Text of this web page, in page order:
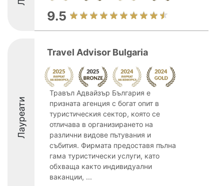
9.5
Лауреати
Travel Advisor Bulgaria
Травъл Адвайзър България е
призната агенция с богат опит в
туристическия сектор, която се
отличава в организирането на
различни видове пътувания и
събития. Фирмата предоставя пълна
гама туристически услуги, като
обхваща както индивидуални
ваканции, ...